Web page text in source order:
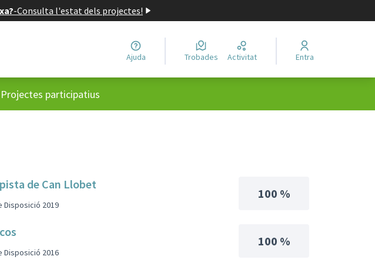
-Consulta l'estat dels projectes!
Ajuda Trobades Activitat Entra
d'usuari
Projectes participatius
de Can Llobet
Disposició 2019
100 %
Disposició 2016
100 %